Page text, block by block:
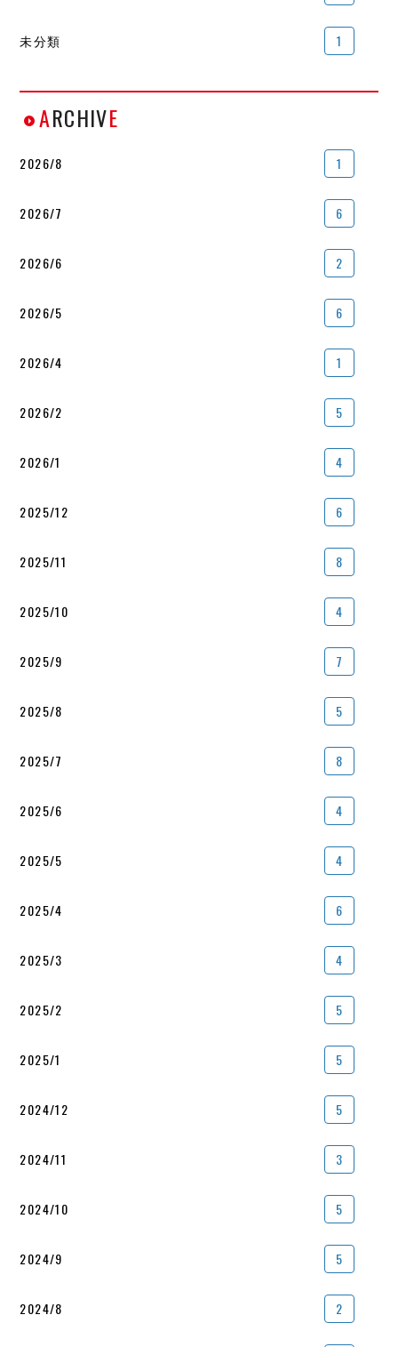
未分類 1
ARCHIVE
2026/8 1
2026/7 6
2026/6 2
2026/5 6
2026/4 1
2026/2 5
2026/1 4
2025/12 6
2025/11 8
2025/10 4
2025/9 7
2025/8 5
2025/7 8
2025/6 4
2025/5 4
2025/4 6
2025/3 4
2025/2 5
2025/1 5
2024/12 5
2024/11 3
2024/10 5
2024/9 5
2024/8 2